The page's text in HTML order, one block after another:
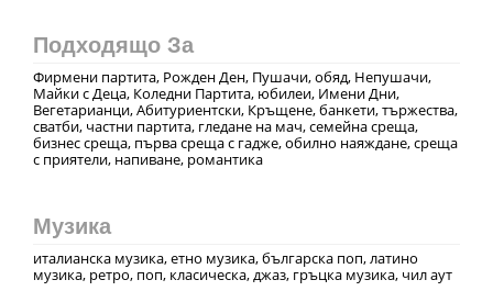
Подходящо За
Фирмени партита, Рожден Ден, Пушачи, обяд, Непушачи,
Майки с Деца, Коледни Партита, юбилеи, Имени Дни,
Вегетарианци, Абитуриентски, Кръщене, банкети, тържества,
сватби, частни партита, гледане на мач, семейна среща,
бизнес среща, първа среща с гадже, обилно наяждане, среща
с приятели, напиване, романтика
Музика
италианска музика, етно музика, българска поп, латино
музика, ретро, поп, класическа, джаз, гръцка музика, чил аут